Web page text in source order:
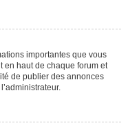
importantes que vous
en haut de chaque forum et
de publier des annonces